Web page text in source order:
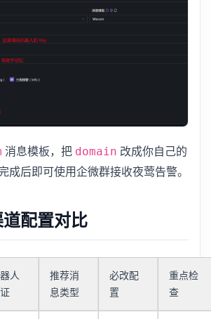
消息模板，把 domain 改成你自己的
成后即可使用企微群接收夜莺告警。
配置对比
人
推荐消
息类型
必改配
置
重点检
查